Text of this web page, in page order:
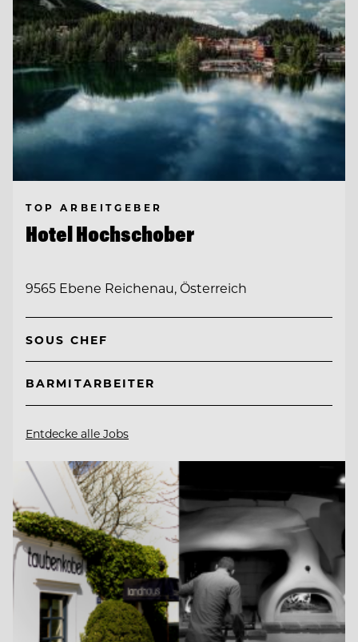
TOP ARBEITGEBER
Hotel Hochschober
9565 Ebene Reichenau, Österreich
SOUS CHEF
BARMITARBEITER
Entdecke alle Jobs